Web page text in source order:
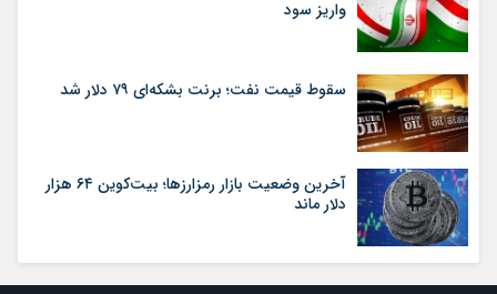
واریز سود
سقوط قیمت نفت؛ برنت بشکه‌ای ۷۹ دلار شد
آخرین وضعیت بازار رمزارزها؛ بیت‌کوین ۶۴ هزار
دلار ماند